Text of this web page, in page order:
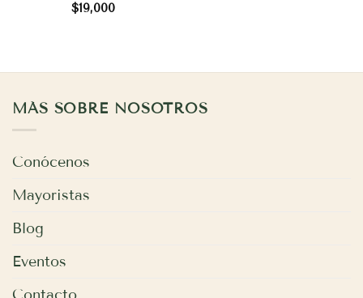
$19,000
MÁS SOBRE NOSOTROS
Conócenos
Mayoristas
Blog
Eventos